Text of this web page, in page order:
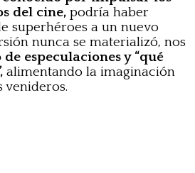
del cine, podría haber
superhéroes a un nuevo
nunca se materializó, nos
especulaciones y “qué
alimentando la imaginación
venideros.